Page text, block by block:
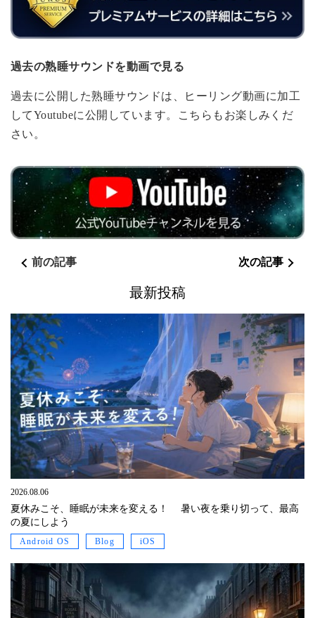
過去の熟睡サウンドを動画で見る
過去に公開した熟睡サウンドは、ヒーリング動画に加工
してYoutubeに公開しています。こちらもお楽しみくだ
さい。
前の記事 次の記事
最新投稿
2026.08.06
夏休みこそ、睡眠が未来を変える！ 暑い夜を乗り切って、最高
の夏にしよう
Android OS Blog iOS